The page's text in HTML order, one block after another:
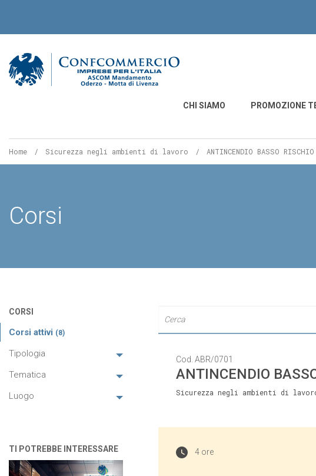
CHI SIAMO PROMOZIONE
Home Sicurezza negli ambienti di lavoro
Pagina
corrente:
ANTINCENDIO BASSO
Corsi
CORSI
Corsi attivi (8)
Tipologia
Tematica
Luogo
TI POTREBBE INTERESSARE
Cod. ABR/0701
ANTINCENDIO
Sicurezza negli ambienti di
4 ore